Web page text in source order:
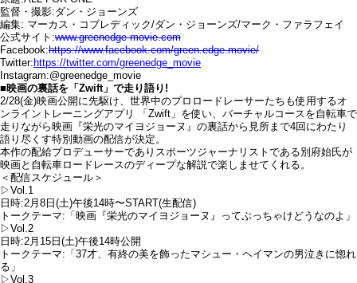
監督・撮影:ダン・ジョーンズ
編集: マーカス・コブレディック/ダン・ジョーンズ/マーク・ファラフェイ
公式サイト:www.greenedge-movie.com
Facebook:https://www.facebook.com/green.edge.movie/
Twitter:https://twitter.com/greenedge_movie
Instagram:@greenedge_movie
■映画の裏話を「Zwift」で走り語り!
2/28(金)映画公開に先駆け、世界中のプロロードレーサーたちも使用するオ
ンライントレーニングアプリ 「Zwift」を使い、バーチャルコースを自転車で
走りながら映画『栄光のマイヨジョーヌ』の裏話から見所まで4回にわたり
語り尽くす特別動画の配信が決定。
本作の配給プロデューサーでありスポーツジャーナリストである別府始氏が
映画と自転車ロードレースのディープな解説で楽しませてくれる。
＜配信スケジュール＞
▷Vol.1
日時:2月8日(土)午後14時〜START(生配信)
トークテーマ:「映画『栄光のマイヨジョーヌ』ってぶっちゃけどうなのよ」
▷Vol.2
日時:2月15日(土)午後14時公開
トークテーマ:「37才、有終の美を飾ったマシュー・ヘイマンの男泣きに惚れ
る」
▷Vol.3